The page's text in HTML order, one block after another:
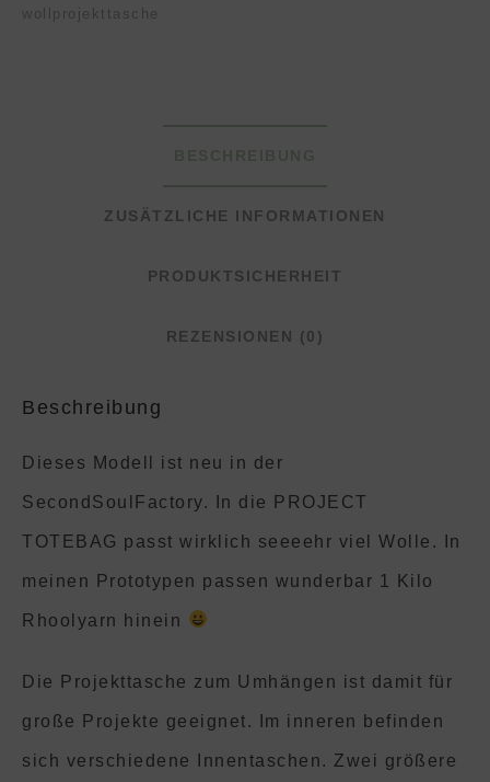
wollprojekttasche
ZUSÄTZLICHE INFORMATIONEN
PRODUKTSICHERHEIT
REZENSIONEN (0)
Beschreibung
Dieses Modell ist neu in der
SecondSoulFactory. In die PROJECT
TOTEBAG passt wirklich seeeehr viel Wolle. In
meinen Prototypen passen wunderbar 1 Kilo
Rhoolyarn hinein
Die Projekttasche zum Umhängen ist damit für
große Projekte geeignet. Im inneren befinden
sich verschiedene Innentaschen. Zwei größere